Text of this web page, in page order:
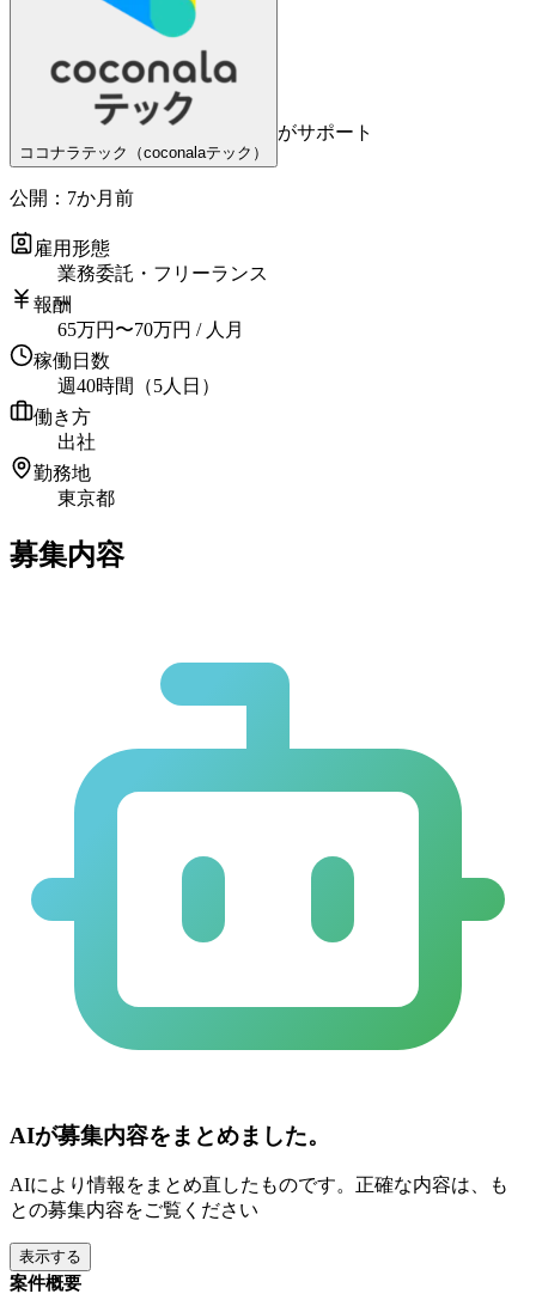
ココナラテック（coconalaテック）
がサポート
公開： 7か月前
雇用形態
業務委託・フリーランス
報酬
65万円 〜70万円 / 人月
稼働日数
週40時間（5人日）
働き方
出社
勤務地
東京都
募集内容
AIが募集内容をまとめました。
AIにより情報をまとめ直したものです。正確な内容は、も
との募集内容をご覧ください
表示する
案件概要